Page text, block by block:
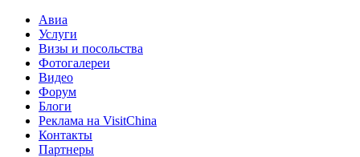
Авиа
Услуги
Визы и посольства
Фотогалереи
Видео
Форум
Блоги
Реклама на VisitChina
Контакты
Партнеры